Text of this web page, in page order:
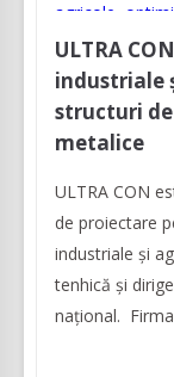
ULTRA
industriale
structuri
metalice
ULTRA CON
de proiectare
industriale și
tenhică şi
naţional.